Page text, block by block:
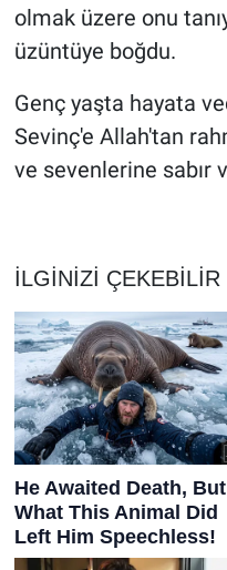
olmak üzere onu
üzüntüye boğdu.
Genç yaşta hayata
Sevinç'e Allah'tan
ve sevenlerine sabır